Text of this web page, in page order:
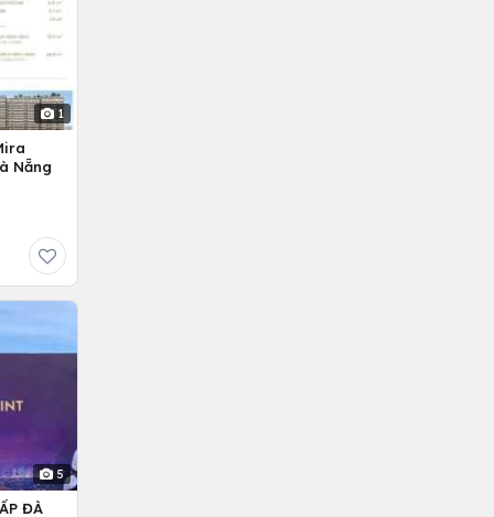
1
Nẵng
5
ĐÀ